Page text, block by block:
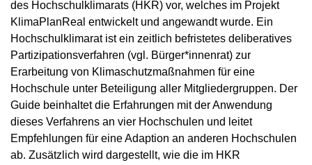
des Hochschulklimarats (HKR) vor, welches im Projekt
KlimaPlanReal entwickelt und angewandt wurde. Ein
Hochschulklimarat ist ein zeitlich befristetes deliberatives
Partizipationsverfahren (vgl. Bürger*innenrat) zur
Erarbeitung von Klimaschutzmaßnahmen für eine
Hochschule unter Beteiligung aller Mitgliedergruppen. Der
Guide beinhaltet die Erfahrungen mit der Anwendung
dieses Verfahrens an vier Hochschulen und leitet
Empfehlungen für eine Adaption an anderen Hochschulen
ab. Zusätzlich wird dargestellt, wie die im HKR